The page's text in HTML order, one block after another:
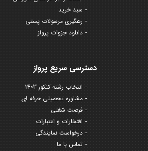
سبد خرید
رهگیری مرسولات پستی
دانلود جزوات پرواز
دسترسی سریع پرواز
انتخاب رشته کنکور 1403
مشاوره تحصیلی حرفه ای
فرصت شغلی
افتخارات و اعتبارات
درخواست نمایندگی
تماس با ما